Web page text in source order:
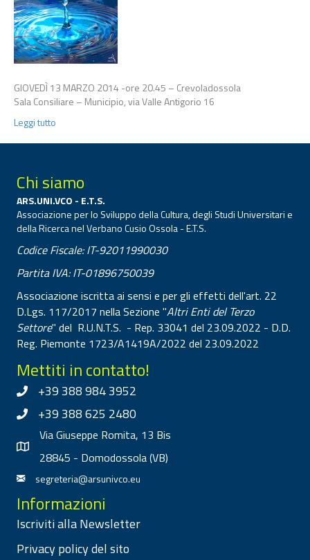
GIOVEDÌ 13 MARZO 2014 -ore 20.45 – Crevoladossola
Sala Consiliare – Municipio, via Valle Antigorio 16
Leggi tutto
Chi siamo
ARS.UNI.VCO - E.T.S.
Associazione per lo Sviluppo della Cultura, degli Studi Universitari e
della Ricerca nel Verbano Cusio Ossola - E.T.S.
Codice Fiscale: IT-92011990030
Partita IVA: IT-01896750039
Associazione iscritta ai sensi e per gli effetti dell'art. 22
D.Lgs. 117/2017 nella Sezione "Altri Enti del Terzo
Settore" del R.U.N.T.S. - Rep. 33041 del 23.09.2022 - D.D.
Reg. Piemonte 1723/A1419A/2022 del 23.09.2022
Mettiti in contatto!
+39 388 984 3952
+39 388 625 2480
Via Giuseppe Romita, 13 Bis
28845 - Domodossola (VB)
segreteria@arsunivco.eu
Informazioni
Iscriviti alla Newsletter
Privacy policy del sito